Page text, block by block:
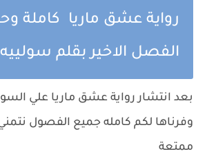
رواية عشق ماريا كاملة
الفصل الاخير بقلم
بعد انتشاررواية عشق ماريا علي
وفرناها لكم كامله جميع الفصول
ممتعة